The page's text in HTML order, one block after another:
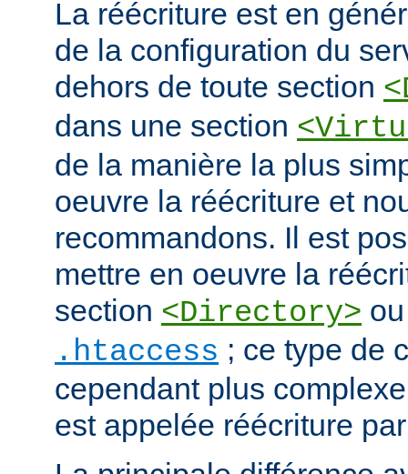
La réécriture est en
de la configuration du
dehors de toute section
dans une section
de la manière la plus
oeuvre la réécriture et
recommandons. Il est
mettre en oeuvre la
section <Directory>
.htaccess ; ce type de
cependant plus
est appelée réécriture